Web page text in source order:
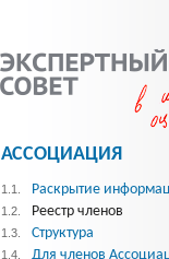
АССОЦИАЦИЯ
1.1. Раскрытие
1.2. Реестр членов
1.3. Структура
1.4. Для членов